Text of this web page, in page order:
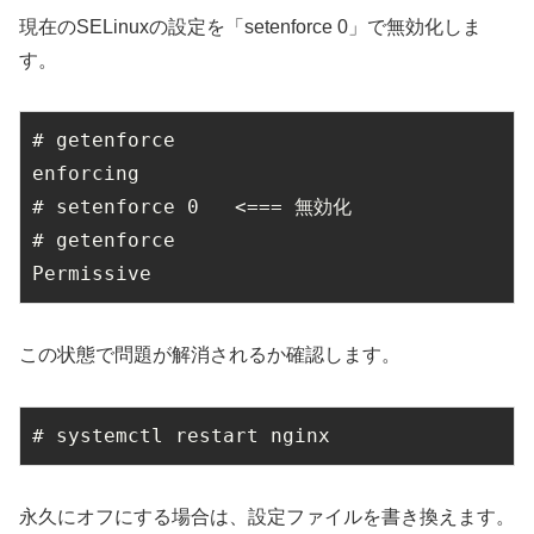
現在のSELinuxの設定を「setenforce 0」で無効化しま
す。
# getenforce
enforcing
# setenforce 0   <=== 無効化
# getenforce
この状態で問題が解消されるか確認します。
# systemctl restart nginx
永久にオフにする場合は、設定ファイルを書き換えます。